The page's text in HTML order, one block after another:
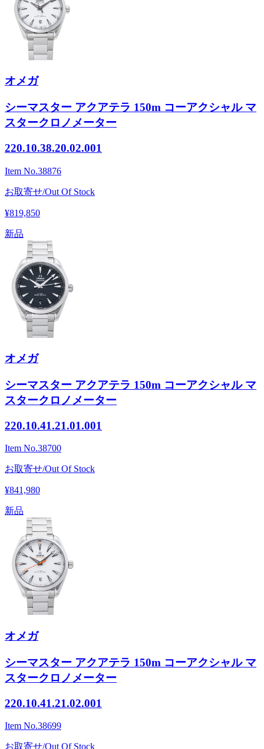
オメガ
シーマスター アクアテラ 150m コーアクシャル マ
スタークロノメーター
220.10.38.20.02.001
Item No.38876
お取寄せ/Out Of Stock
¥819,850
新品
オメガ
シーマスター アクアテラ 150m コーアクシャル マ
スタークロノメーター
220.10.41.21.01.001
Item No.38700
お取寄せ/Out Of Stock
¥841,980
新品
オメガ
シーマスター アクアテラ 150m コーアクシャル マ
スタークロノメーター
220.10.41.21.02.001
Item No.38699
お取寄せ/Out Of Stock